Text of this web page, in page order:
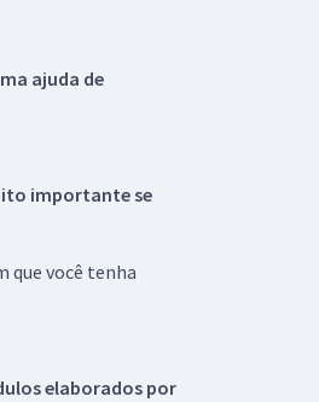
ajuda de
importante se
que você tenha
elaborados por